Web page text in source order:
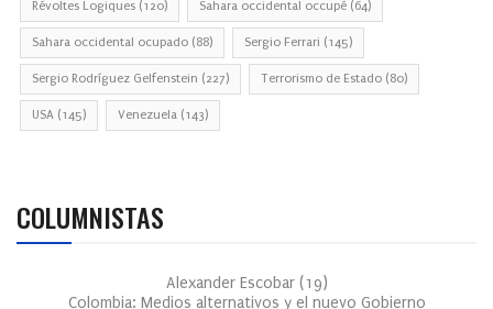
Révoltes Logiques (120) Sahara occidental occupé (64)
Sahara occidental ocupado (88) Sergio Ferrari (145)
Sergio Rodríguez Gelfenstein (227) Terrorismo de Estado (80)
USA (145) Venezuela (143)
COLUMNISTAS
Alexander Escobar (19)
Colombia: Medios alternativos y el nuevo Gobierno